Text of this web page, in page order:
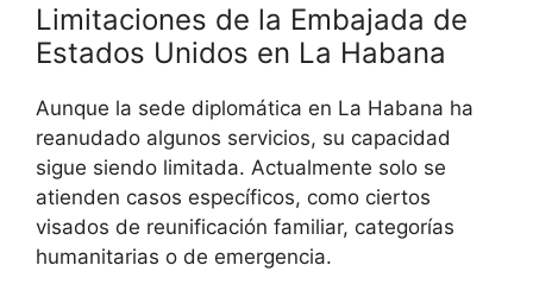
Limitaciones de la Embajada de
Estados Unidos en La Habana
Aunque la sede diplomática en La Habana ha
reanudado algunos servicios, su capacidad
sigue siendo limitada. Actualmente solo se
atienden casos específicos, como ciertos
visados de reunificación familiar, categorías
humanitarias o de emergencia.